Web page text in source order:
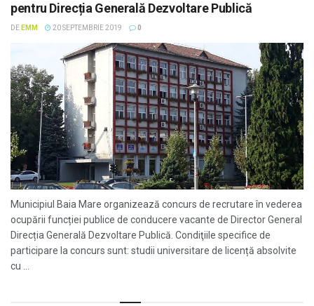
pentru Direcția Generală Dezvoltare Publică
DE EMM 20 SEPTEMBRIE 2019 0
Municipiul Baia Mare organizează concurs de recrutare în vederea
ocupării funcției publice de conducere vacante de Director General
Direcția Generală Dezvoltare Publică. Condiţiile specifice de
participare la concurs sunt: studii universitare de licență absolvite
cu ...